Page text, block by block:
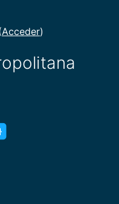
Acceder)
umet.edu/
umet_edu
brXWJp
www.umet.edu.ec